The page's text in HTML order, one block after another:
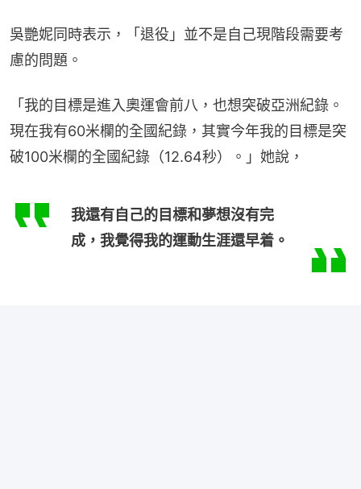
吳艷妮同時表示，「退役」並不是自己現階段需要考
慮的問題。
「我的目標是進入奧運會前八，也想突破亞洲紀錄。
現在我有60米欄的全國紀錄，其實今年我的目標是突
破100米欄的全國紀錄（12.64秒）。」她說，
我還有自己的目標和夢想沒有完
成，我覺得我的運動生涯還早着。